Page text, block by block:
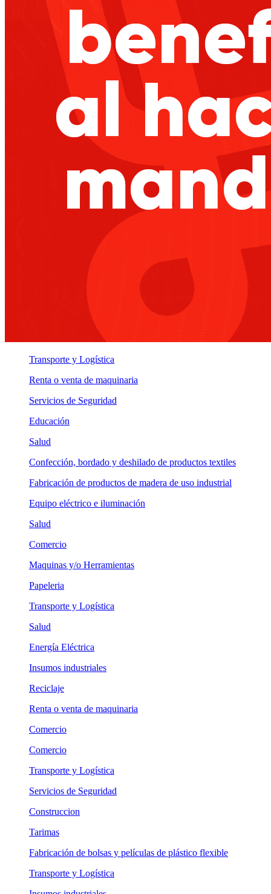
Transporte y Logística
Renta o venta de maquinaria
Servicios de Seguridad
Educación
Salud
Confección, bordado y deshilado de productos textiles
Fabricación de productos de madera de uso industrial
Equipo eléctrico e iluminación
Salud
Comercio
Maquinas y/o Herramientas
Papeleria
Transporte y Logística
Salud
Energía Eléctrica
Insumos industriales
Reciclaje
Renta o venta de maquinaria
Comercio
Comercio
Transporte y Logística
Servicios de Seguridad
Construccion
Tarimas
Fabricación de bolsas y películas de plástico flexible
Transporte y Logística